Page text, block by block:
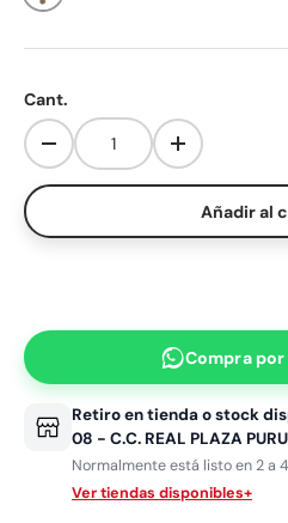
SUNTIME10%
Aplica un solo cupón por pedido. No se
Cant.
Disminuir cantidadAumentar la
Añadir al
Compra por
Retiro en tienda o stock
08 - C.C. REAL PLAZA
Normalmente está listo en 2 a
Ver tiendas disponibles+